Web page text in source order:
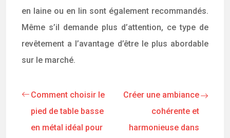
en laine ou en lin sont également recommandés.
Même s’il demande plus d’attention, ce type de
revêtement a l’avantage d’être le plus abordable
sur le marché.
Comment choisir le
pied de table basse
en métal idéal pour
Créer une ambiance
cohérente et
harmonieuse dans